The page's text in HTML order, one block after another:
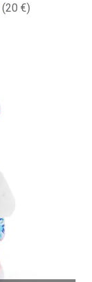
(20 €)